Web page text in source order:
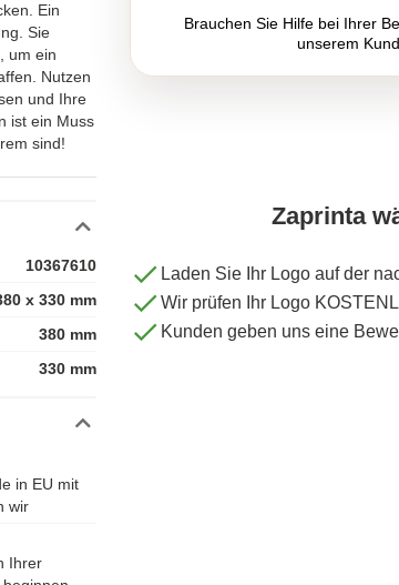
Ein
Sie
um ein
Nutzen
und Ihre
ist ein Muss
sind!
10367610
x 330 mm
380 mm
330 mm
in EU mit
wir
Ihrer
Brauchen Sie Hilfe bei Ihrer
unserem
Zaprinta
Laden Sie Ihr Logo auf der
Wir prüfen Ihr Logo
Kunden geben uns eine